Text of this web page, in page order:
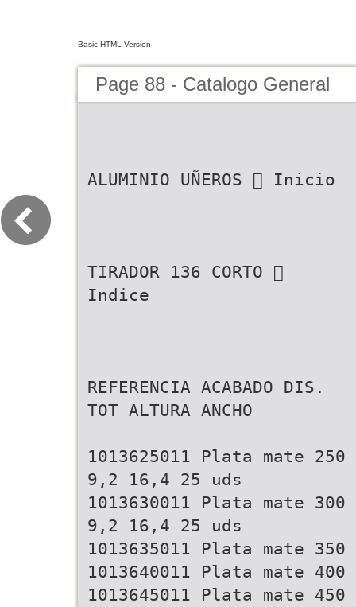
Basic HTML Version
Page 88 - Catalogo General
ALUMINIO UÑEROS  Inicio
TIRADOR 136 CORTO 
Indice
REFERENCIA ACABADO DIS.
TOT ALTURA ANCHO
1013625011 Plata mate 250
9,2 16,4 25 uds
1013630011 Plata mate 300
9,2 16,4 25 uds
1013635011 Plata mate
1013640011 Plata mate
1013645011 Plata mate